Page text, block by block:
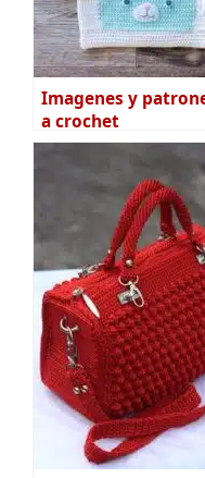
Imagenes y
a crochet